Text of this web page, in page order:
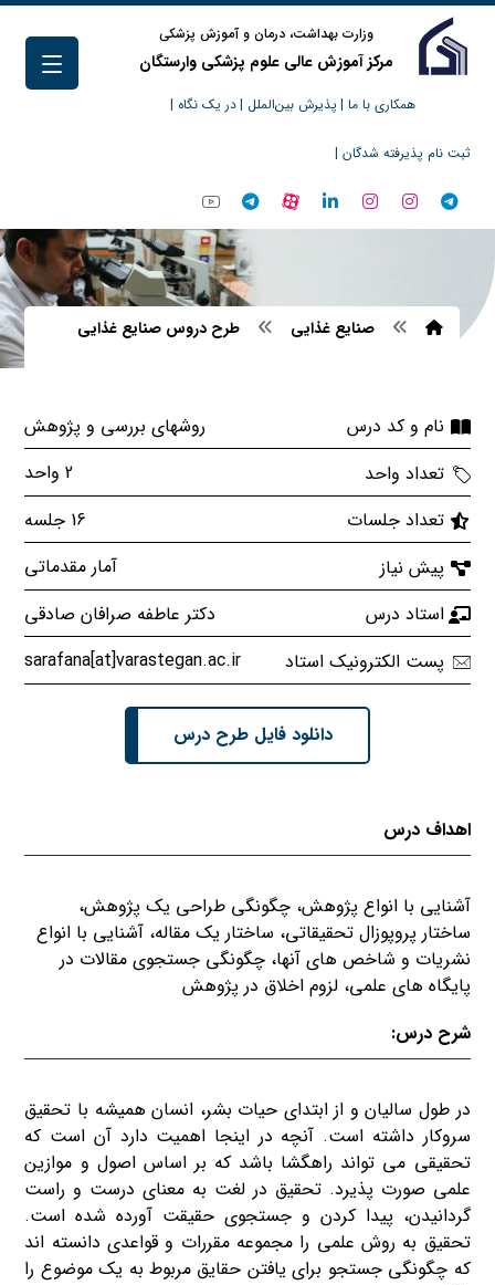
وزارت بهداشت، درمان و آموزش پزشکی
مرکز آموزش عالی علوم پزشکی وارستگان
همکاری با ما | پذیرش بین‌الملل |در یک نگاه |
ثبت نام پذیرفته شدگان |
صنایع غذایی طرح دروس صنایع غذایی
نام و کد درس
روشهای بررسی و پژوهش
تعداد واحد
2 واحد
تعداد جلسات
16 جلسه
پیش نیاز
آمار مقدماتی
استاد درس
دکتر عاطفه صرافان صادقی
پست الکترونیک استاد
sarafana[at]varastegan.ac.ir
دانلود فایل طرح درس
اهداف درس
آشنایی با انواع پژوهش، چگونگی طراحی یک پژوهش،
ساختار پروپوزال تحقیقاتی، ساختار یک مقاله، آشنایی با انواع
نشریات و شاخص های آنها، چگونگی جستجوی مقالات در
پایگاه های علمی، لزوم اخلاق در پژوهش
شرح درس:
در طول سالیان و از ابتدای حیات بشر، انسان همیشه با تحقیق
سروکار داشته است. آنچه در اینجا اهمیت دارد آن است که
تحقیقی می تواند راهگشا باشد که بر اساس اصول و موازین
علمی صورت پذیرد. تحقیق در لغت به معنای درست و راست
گردانیدن، پیدا کردن و جستجوی حقیقت آورده شده است.
تحقیق به روش علمی را مجموعه مقررات و قواعدی دانسته اند
که چگونگی جستجو برای یافتن حقایق مربوط به یک موضوع را